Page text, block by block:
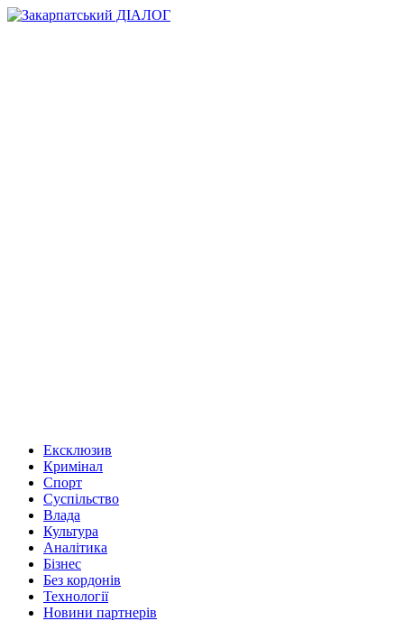
Ексклюзив
Кримінал
Спорт
Суспільство
Влада
Культура
Аналітика
Бізнес
Без кордонів
Технології
Новини партнерів